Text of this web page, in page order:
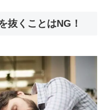
抜くことはNG！